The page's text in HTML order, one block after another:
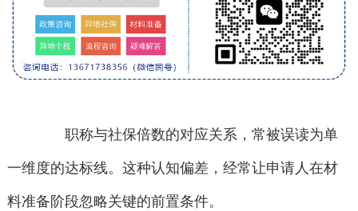
职称与社保倍数的对应关系，常被误读为单
一维度的达标线。这种认知偏差，经常让申请人在材
料准备阶段忽略关键的前置条件。